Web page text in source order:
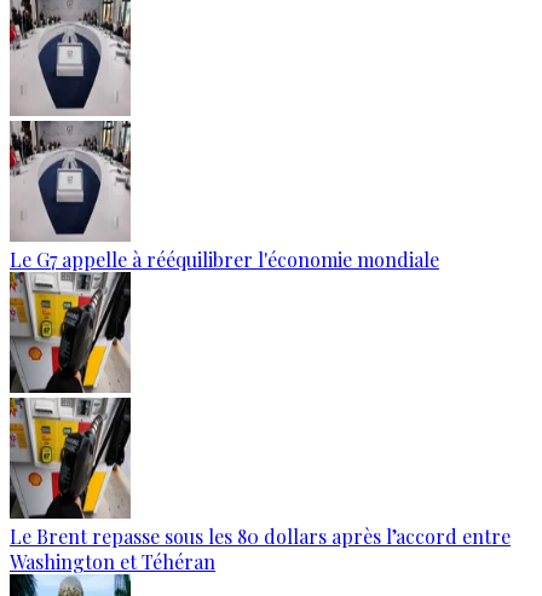
Le G7 appelle à rééquilibrer l'économie mondiale
Le Brent repasse sous les 80 dollars après l’accord entre
Washington et Téhéran